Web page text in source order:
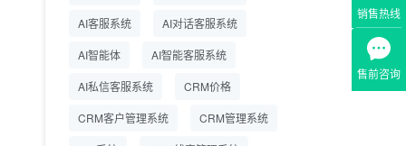
销售热线
售前咨询
一站式SCRM系统企微
全流程
商用SCRM系统企微工2026.7.14
AI客服系统 AI对话客服系统
AI智能体 AI智能客服系统
AI私信客服系统 CRM价格
CRM客户管理系统 CRM管理系统